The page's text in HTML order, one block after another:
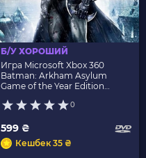
Б/У ХОРОШИЙ
Игра Microsoft Xbox 360
Batman: Arkham Asylum
Game of the Year Edition
0
599 ₴
Кешбек 35 ₴